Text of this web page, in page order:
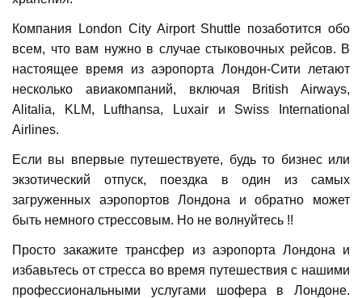
Компания London City Airport Shuttle позаботится обо
всем, что вам нужно в случае стыковочных рейсов. В
настоящее время из аэропорта Лондон-Сити летают
несколько авиакомпаний, включая British Airways,
Alitalia, KLM, Lufthansa, Luxair и Swiss International
Airlines.
Если вы впервые путешествуете, будь то бизнес или
экзотический отпуск, поездка в один из самых
загруженных аэропортов Лондона и обратно может
быть немного стрессовым. Но не волнуйтесь !!
Просто закажите трансфер из аэропорта Лондона и
избавьтесь от стресса во время путешествия с нашими
профессиональными услугами шофера в Лондоне.